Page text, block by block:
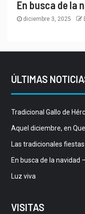
En busca de la
diciembre 3, 2025
ÚLTIMAS
Tradicional Gallo de
Aquel diciembre, en
Las tradicionales
En busca de la navidad
Luz viva
VISITAS